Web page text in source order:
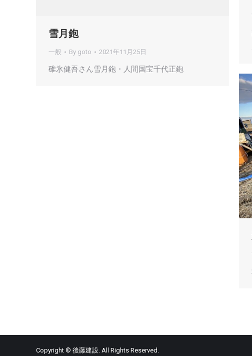
雪月鉋
一般 By goto 2021年11月25日
碓氷健吾さん雪月鉋・人間国宝千代正鉋
Copyright © 後藤建設. All Rights Reserved.